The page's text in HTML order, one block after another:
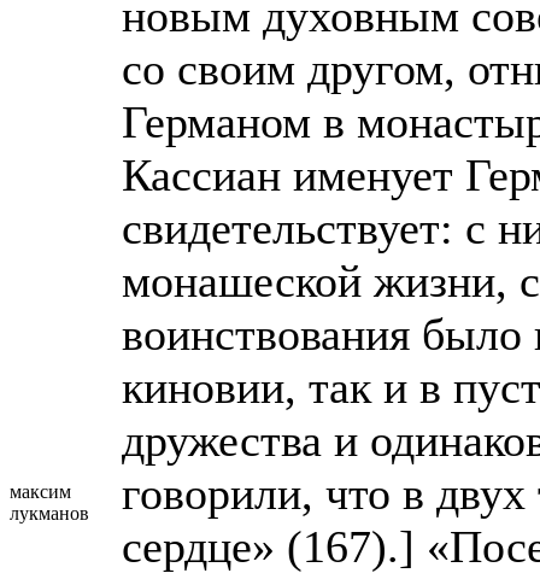
максим
лукманов
новым духовным
со своим другом,
Германом в
Кассиан именует
свидетельствует: с
монашеской жизни,
воинствования было
киновии, так и в
дружества и
говорили, что в
сердце» (167).]